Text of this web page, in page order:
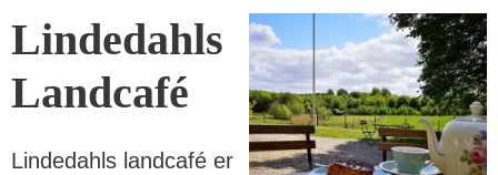
Lindedahls
Landcafé
Lindedahls landcafé er